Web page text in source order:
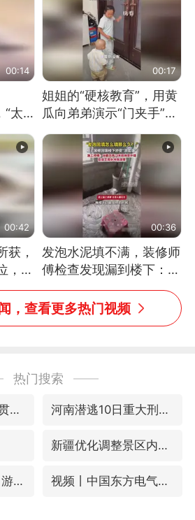
00:14
“太
大的
考级
来
00:17
姐姐的“硬核教育”，用黄
瓜向弟弟演示“门夹手”，
网友：果然言传不如身
教！
00:42
获，
，用
00:36
发泡水泥填不满，装修师
傅检查发现漏到楼下：出
风口未延伸到外墙
，查看更多热门视频
热门搜索
白海豚将正面袭击贯穿浙江 河南潜逃10日重大刑案嫌疑人落网
新疆优化调整景区内自驾服务收费
西湖突现狂风暴雨 游客瞬间被浇透 视频丨中国东方电气集团原党组副书记、董事宋致远被查